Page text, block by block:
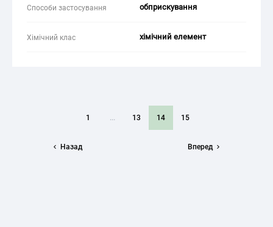
Способи застосування обприскування
Хімічний клас хімічний елемент
Назад
1 ... 13 14 15
Вперед